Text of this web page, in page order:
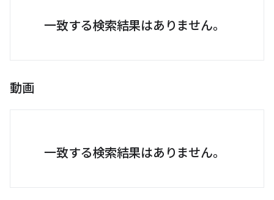
一致する検索結果はありません。
動画
一致する検索結果はありません。